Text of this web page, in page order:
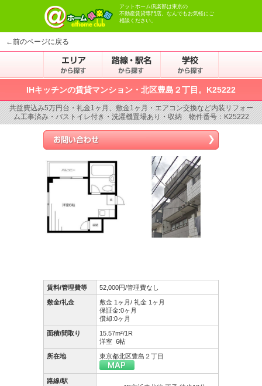
アットホーム倶楽部は東京の
不動産賃貸専門店。なんでもお気軽にご
相談ください。
←前のページに戻る
IHキッチンの賃貸マンション・北区豊島２丁目。K25222
共益費込み5万円台・礼金1ヶ月、敷金1ヶ月・エアコン交換など内装リフォー
ム工事済み・バストイレ付き・洗濯機置場あり・収納 物件番号：K25222
賃料/管理費等 52,000円/管理費なし
敷金/礼金
敷金 1ヶ月/ 礼金 1ヶ月
保証金:0ヶ月
償却:0ヶ月
面積/間取り
15.57m²/1R
洋室 6帖
所在地 東京都北区豊島２丁目
路線/駅